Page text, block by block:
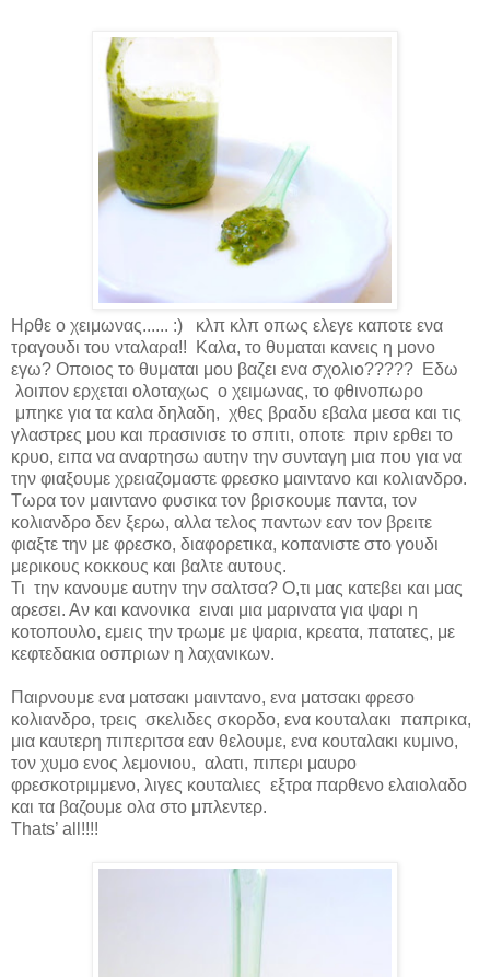
Ηρθε ο χειμωνας...... :)
κλπ κλπ οπως ελεγε καποτε ενα
τραγουδι του νταλαρα!! Καλα, το θυμαται κανεις η μονο
εγω? Οποιος το θυμαται μου βαζει ενα σχολιο????? Eδω
λοιπον ερχεται ολοταχως ο χειμωνας, το φθινοπωρο
μπηκε για τα καλα δηλαδη, χθες βραδυ εβαλα μεσα και τις
γλαστρες μου και πρασινισε το σπιτι, οποτε πριν ερθει το
κρυο, ειπα να αναρτησω αυτην την συνταγη μια που για να
την φιαξουμε χρειαζομαστε φρεσκο μαιντανο και κολιανδρο.
Τωρα τον μαιντανο φυσικα τον βρισκουμε παντα, τον
κολιανδρο δεν ξερω, αλλα τελος παντων εαν τον βρειτε
φιαξτε την με φρεσκο, διαφορετικα, κοπανιστε στο γουδι
μερικους κοκκους και βαλτε αυτους.
Τι την κανουμε αυτην την σαλτσα? Ο,τι μας κατεβει και μας
αρεσει. Αν και κανονικα ειναι μια μαρινατα για ψαρι η
κοτοπουλο, εμεις την τρωμε με ψαρια, κρεατα, πατατες, με
κεφτεδακια οσπριων η λαχανικων.
Παιρνουμε ενα ματσακι μαιντανο, ενα ματσακι φρεσο
κολιανδρο, τρεις σκελιδες σκορδο, ενα κουταλακι παπρικα,
μια καυτερη πιπεριτσα εαν θελουμε, ενα κουταλακι κυμινο,
τον χυμο ενος λεμονιου, αλατι, πιπερι μαυρο
φρεσκοτριμμενο, λιγες κουταλιες εξτρα παρθενο ελαιολαδο
και τα βαζουμε ολα στο μπλεντερ.
Thats’ all!!!!